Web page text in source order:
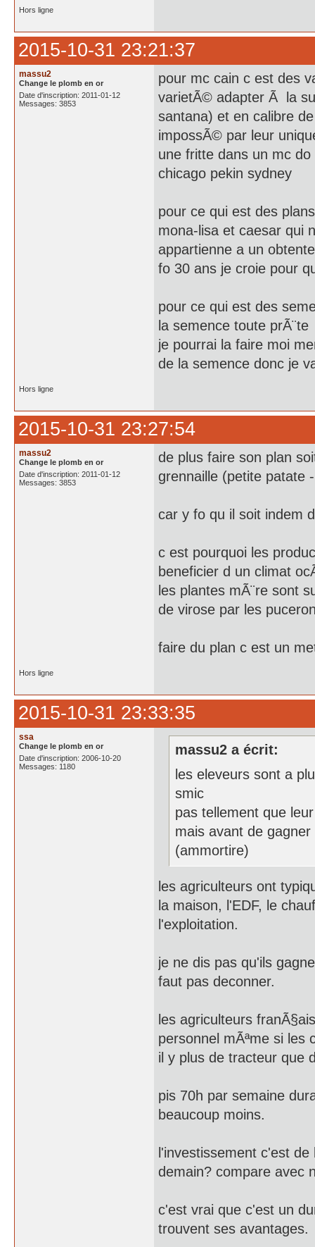
Hors ligne
2015-10-31 23:21:37
massu2
Change le plomb en or
Date d'inscription: 2011-01-12
Messages: 3853
pour mc cain c est des
varietÃ© adapter Ã la
santana) et en calibre
impossÃ© par leur
une fritte dans un mc
chicago pekin sydney
pour ce qui est des
mona-lisa et caesar qui
appartienne a un
fo 30 ans je croie pour
pour ce qui est des
la semence toute prÃ¨te
je pourrai la faire moi
de la semence donc je
Hors ligne
2015-10-31 23:27:54
massu2
Change le plomb en or
Date d'inscription: 2011-01-12
Messages: 3853
de plus faire son plan
grennaille (petite patate
car y fo qu il soit indem
c est pourquoi les
beneficier d un climat
les plantes mÃ¨re sont
de virose par les
faire du plan c est un
Hors ligne
2015-10-31 23:33:35
ssa
Change le plomb en or
Date d'inscription: 2006-10-20
Messages: 1180
massu2 a écrit:
les eleveurs sont a
smic
pas tellement que
mais avant de
(ammortire)
les agriculteurs ont
la maison, l'EDF, le
l'exploitation.
je ne dis pas qu'ils
faut pas deconner.
les agriculteurs
personnel mÃªme si
il y plus de tracteur que
pis 70h par semaine
beaucoup moins.
l'investissement c'est
demain? compare avec
c'est vrai que c'est un
trouvent ses avantages.